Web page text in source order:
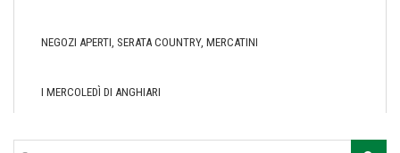
NEGOZI APERTI, SERATA COUNTRY, MERCATINI
I MERCOLEDÌ DI ANGHIARI